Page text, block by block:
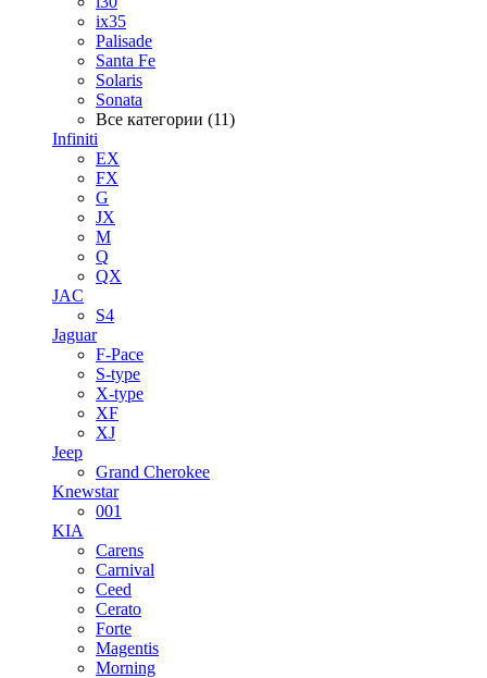
ix35
Palisade
Santa Fe
Solaris
Sonata
Все категории (11)
Infiniti
EX
FX
G
JX
M
Q
QX
JAC
S4
Jaguar
F-Pace
S-type
X-type
XF
XJ
Jeep
Grand Cherokee
Knewstar
001
KIA
Carens
Carnival
Ceed
Cerato
Forte
Magentis
Morning